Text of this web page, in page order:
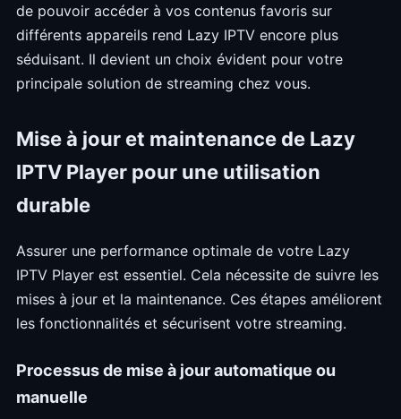
de pouvoir accéder à vos contenus favoris sur
différents appareils rend Lazy IPTV encore plus
séduisant. Il devient un choix évident pour votre
principale solution de streaming chez vous.
Mise à jour et maintenance de Lazy
IPTV Player pour une utilisation
durable
Assurer une performance optimale de votre Lazy
IPTV Player est essentiel. Cela nécessite de suivre les
mises à jour et la maintenance. Ces étapes améliorent
les fonctionnalités et sécurisent votre streaming.
Processus de mise à jour automatique ou
manuelle